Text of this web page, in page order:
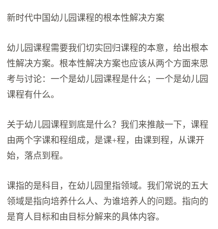
新时代中国幼儿园课程的根本性解决方案
幼儿园课程需要我们切实回归课程的本意，给出根本
性解决方案。根本性解决方案也应该从两个方面来思
考与讨论：一个是幼儿园课程是什么；一个是幼儿园
课程有什么。
关于幼儿园课程到底是什么？我们来推敲一下，课程
由两个字课和程组成，是课+程，由课到程，从课开
始，落点到程。
课指的是科目，在幼儿园里指领域。我们常说的五大
领域是指向培养什么人、为谁培养人的问题。指向的
是育人目标和由目标分解来的具体内容。